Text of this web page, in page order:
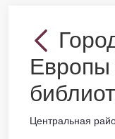
Европы
Центральная